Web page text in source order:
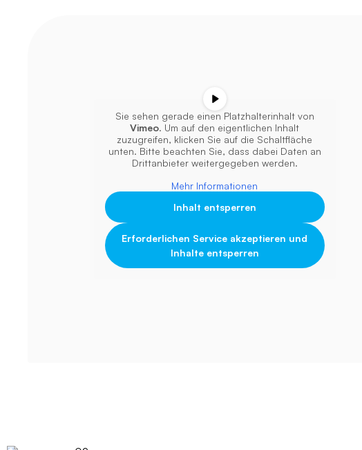
Sie sehen gerade einen Platzhalterinhalt von
Vimeo. Um auf den eigentlichen Inhalt
zuzugreifen, klicken Sie auf die Schaltfläche
unten. Bitte beachten Sie, dass dabei Daten an
Drittanbieter weitergegeben werden.
Mehr Informationen
Inhalt entsperren
Erforderlichen Service akzeptieren und
Inhalte entsperren